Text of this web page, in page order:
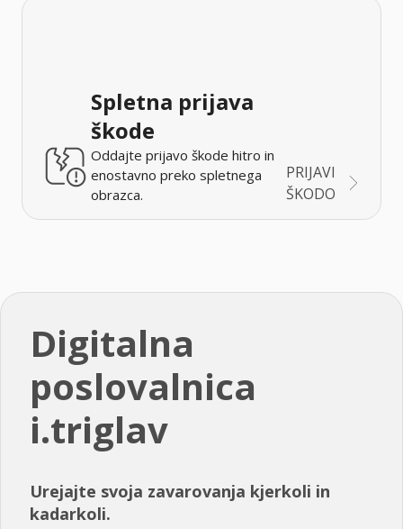
Spletna prijava
škode
Oddajte prijavo škode hitro in
enostavno preko spletnega
obrazca.
PRIJAVI
ŠKODO
Digitalna
poslovalnica
i.triglav
Urejajte svoja zavarovanja kjerkoli in
kadarkoli.